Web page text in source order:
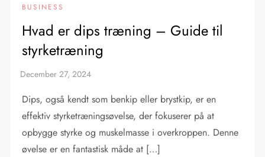
BUSINESS
Hvad er dips træning – Guide til
styrketræning
Dips, også kendt som benkip eller brystkip, er en
effektiv styrketræningsøvelse, der fokuserer på at
opbygge styrke og muskelmasse i overkroppen. Denne
øvelse er en fantastisk måde at […]